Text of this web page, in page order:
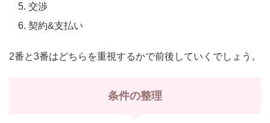
交渉
契約&支払い
2番と3番はどちらを重視するかで前後していくでしょう。
条件の整理